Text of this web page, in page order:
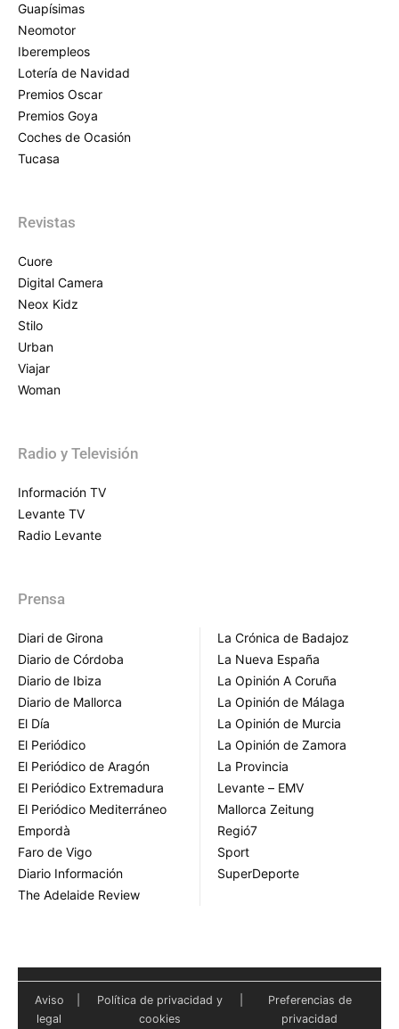
Guapísimas
Neomotor
Iberempleos
Lotería de Navidad
Premios Oscar
Premios Goya
Coches de Ocasión
Tucasa
Revistas
Cuore
Digital Camera
Neox Kidz
Stilo
Urban
Viajar
Woman
Radio y Televisión
Información TV
Levante TV
Radio Levante
Prensa
Diari de Girona
Diario de Córdoba
Diario de Ibiza
Diario de Mallorca
El Día
El Periódico
El Periódico de Aragón
El Periódico Extremadura
El Periódico Mediterráneo
Empordà
Faro de Vigo
Diario Información
The Adelaide Review
La Crónica de Badajoz
La Nueva España
La Opinión A Coruña
La Opinión de Málaga
La Opinión de Murcia
La Opinión de Zamora
La Provincia
Levante – EMV
Mallorca Zeitung
Regió7
Sport
SuperDeporte
Aviso
legal
Política de privacidad y
cookies
Preferencias de
privacidad